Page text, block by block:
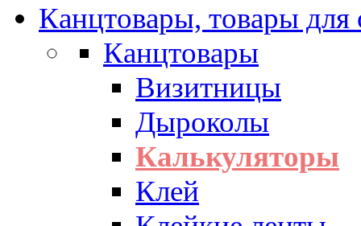
Канцтовары, товары для
Канцтовары
Визитницы
Дыроколы
Калькуляторы
Клей